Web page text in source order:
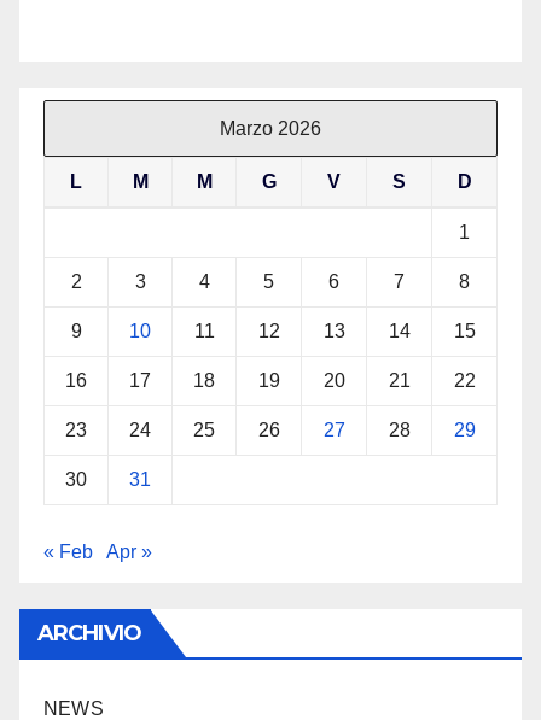
Marzo 2026
L M M G V S D
1
2 3 4 5 6 7 8
9 10 11 12 13 14 15
16 17 18 19 20 21 22
23 24 25 26 27 28 29
30 31
« Feb Apr »
ARCHIVIO
NEWS